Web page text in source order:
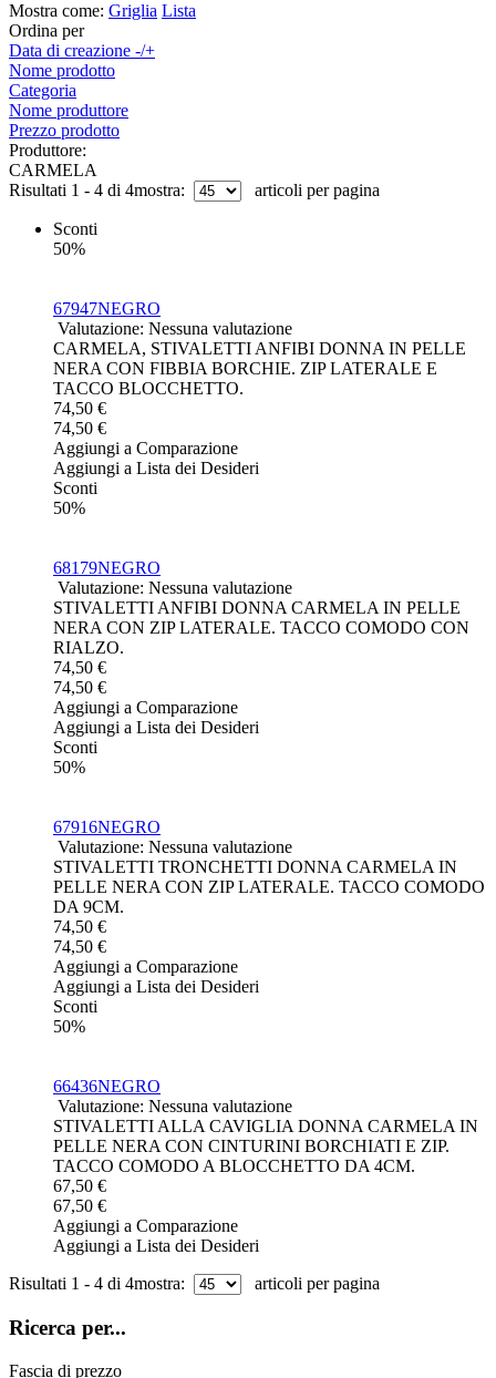
Mostra come: Griglia Lista
Ordina per
Data di creazione -/+
Nome prodotto
Categoria
Nome produttore
Prezzo prodotto
Produttore:
CARMELA
Risultati 1 - 4 di 4mostra: articoli per pagina
Sconti
50%
67947NEGRO
Valutazione: Nessuna valutazione
CARMELA, STIVALETTI ANFIBI DONNA IN PELLE
NERA CON FIBBIA BORCHIE. ZIP LATERALE E
TACCO BLOCCHETTO.
74,50 €
74,50 €
Aggiungi a Comparazione
Aggiungi a Lista dei Desideri
Sconti
50%
68179NEGRO
Valutazione: Nessuna valutazione
STIVALETTI ANFIBI DONNA CARMELA IN PELLE
NERA CON ZIP LATERALE. TACCO COMODO CON
RIALZO.
74,50 €
74,50 €
Aggiungi a Comparazione
Aggiungi a Lista dei Desideri
Sconti
50%
67916NEGRO
Valutazione: Nessuna valutazione
STIVALETTI TRONCHETTI DONNA CARMELA IN
PELLE NERA CON ZIP LATERALE. TACCO COMODO
DA 9CM.
74,50 €
74,50 €
Aggiungi a Comparazione
Aggiungi a Lista dei Desideri
Sconti
50%
66436NEGRO
Valutazione: Nessuna valutazione
STIVALETTI ALLA CAVIGLIA DONNA CARMELA IN
PELLE NERA CON CINTURINI BORCHIATI E ZIP.
TACCO COMODO A BLOCCHETTO DA 4CM.
67,50 €
67,50 €
Aggiungi a Comparazione
Aggiungi a Lista dei Desideri
Risultati 1 - 4 di 4mostra: articoli per pagina
Ricerca per...
Fascia di prezzo